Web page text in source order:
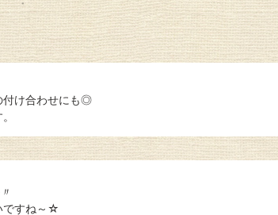
付け合わせにも◎
ですね～☆